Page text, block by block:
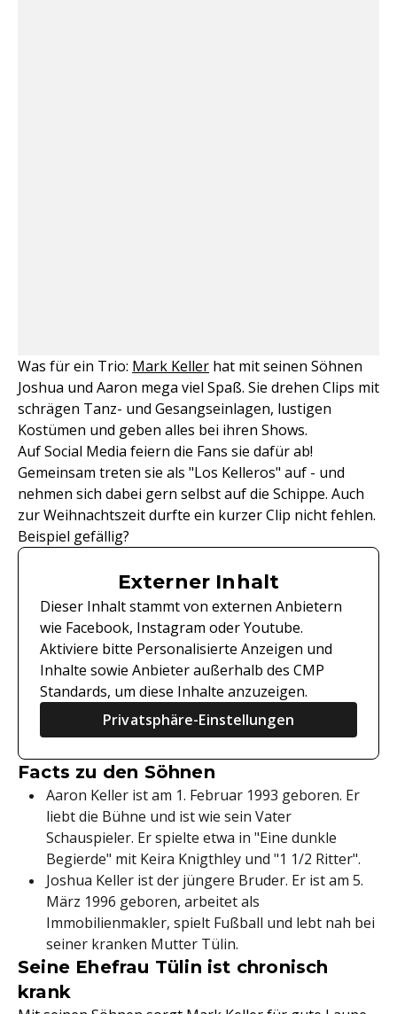
Was für ein Trio: Mark Keller hat mit seinen Söhnen
Joshua und Aaron mega viel Spaß. Sie drehen Clips mit
schrägen Tanz- und Gesangseinlagen, lustigen
Kostümen und geben alles bei ihren Shows.
Auf Social Media feiern die Fans sie dafür ab!
Gemeinsam treten sie als "Los Kelleros" auf - und
nehmen sich dabei gern selbst auf die Schippe. Auch
zur Weihnachtszeit durfte ein kurzer Clip nicht fehlen.
Beispiel gefällig?
Externer Inhalt
Dieser Inhalt stammt von externen Anbietern
wie Facebook, Instagram oder Youtube.
Aktiviere bitte Personalisierte Anzeigen und
Inhalte sowie Anbieter außerhalb des CMP
Standards, um diese Inhalte anzuzeigen.
Privatsphäre-Einstellungen
Facts zu den Söhnen
Aaron Keller ist am 1. Februar 1993 geboren. Er
liebt die Bühne und ist wie sein Vater
Schauspieler. Er spielte etwa in "Eine dunkle
Begierde" mit Keira Knigthley und "1 1/2 Ritter".
Joshua Keller ist der jüngere Bruder. Er ist am 5.
März 1996 geboren, arbeitet als
Immobilienmakler, spielt Fußball und lebt nah bei
seiner kranken Mutter Tülin.
Seine Ehefrau Tülin ist chronisch
krank